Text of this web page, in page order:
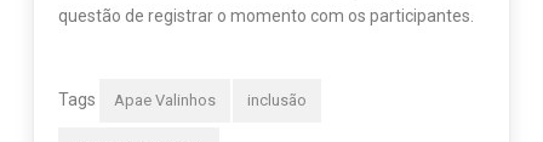
questão de registrar o momento com os participantes.
Tags Apae Valinhos inclusão